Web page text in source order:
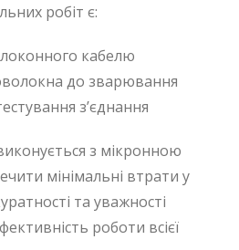
робіт є:
кабелю
до зварювання
з’єднання
з мікронною
мінімальні втрати у
та уважності
роботи всієї